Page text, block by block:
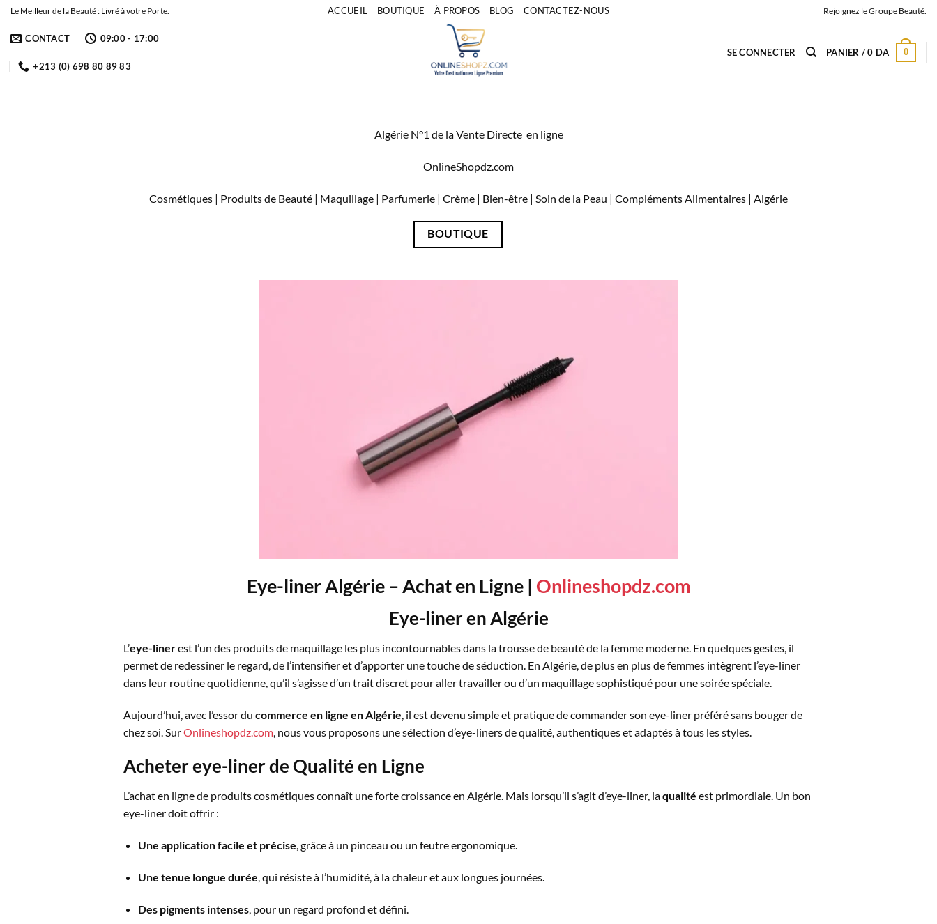
Passer
contenu
Le Meilleur de la Beauté : Livré à votre Porte. ACCUEIL BOUTIQUE À PROPOS BLOG CONTACTEZ-NOUS Rejoignez le Groupe Beauté.
CONTACT 09:00 - 17:00
+213 (0) 698 80 89 83
SE CONNECTER PANIER /0 DA 0
Algérie N°1 de la Vente Directe en ligne
OnlineShopdz.com
Cosmétiques | Produits de Beauté | Maquillage | Parfumerie | Crème | Bien-être | Soin de la Peau | Compléments Alimentaires | Algérie
BOUTIQUE
Eye-liner Algérie – Achat en Ligne | Onlineshopdz.com
Eye-liner en Algérie
L’eye-linerest l’un des produits de maquillage les plus incontournables dans la trousse de beauté de la femme moderne. En quelques gestes, il
permet de redessiner le regard, de l’intensifier et d’apporter une touche de séduction. En Algérie, de plus en plus de femmes intègrent l’eye-liner
dans leur routine quotidienne, qu’il s’agisse d’un trait discret pour aller travailler ou d’un maquillage sophistiqué pour une soirée spéciale.
Aujourd’hui, avec l’essor du commerce en ligne en Algérie , il est devenu simple et pratique de commander son eye-liner préféré sans bouger de
chez soi. SurOnlineshopdz.com , nous vous proposons une sélection d’eye-liners de qualité, authentiques et adaptés à tous les styles.
Achetereye-linerde Qualité en Ligne
L’achat en ligne de produits cosmétiques connaît une forte croissance en Algérie. Mais lorsqu’il s’agit d’eye-liner, laqualité est primordiale. Un bon
eye-liner doit offrir :
Une application facile et précise, grâce à un pinceau ou un feutre ergonomique.
Une tenue longue durée, qui résiste à l’humidité, à la chaleur et aux longues journées.
Des pigments intenses, pour un regard profond et défini.